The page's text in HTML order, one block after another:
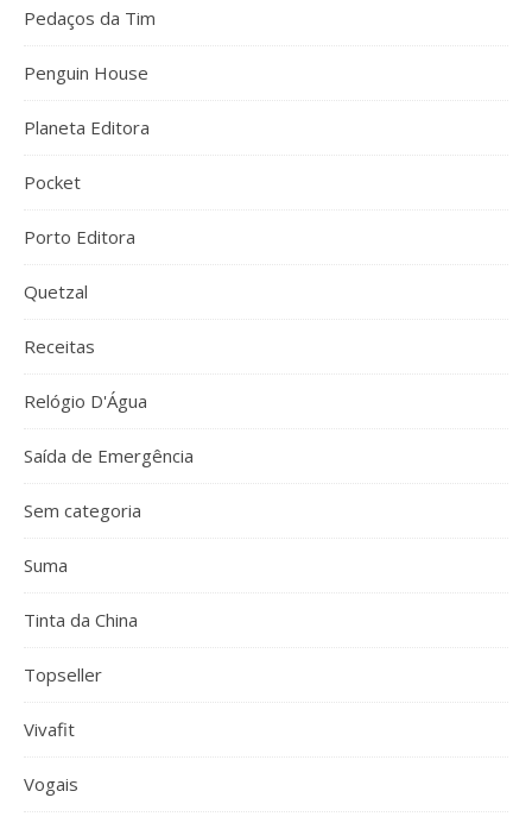
Pedaços da Tim
Penguin House
Planeta Editora
Pocket
Porto Editora
Quetzal
Receitas
Relógio D'Água
Saída de Emergência
Sem categoria
Suma
Tinta da China
Topseller
Vivafit
Vogais